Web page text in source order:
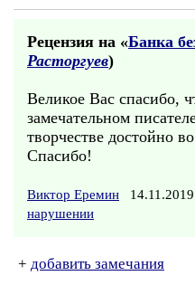
Рецензия на «Банка
Расторгуев)
Великое Вас спасибо,
замечательном
творчестве достойно
Спасибо!
Виктор Еремин
нарушении
+ добавить замечания